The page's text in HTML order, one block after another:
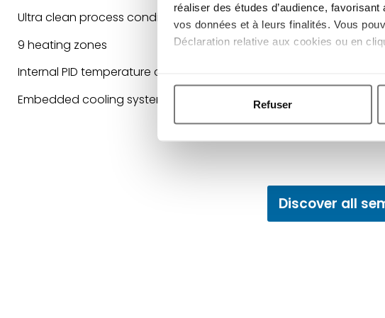
réaliser des études d’audience,
vos données et à leurs finalités. Vous
Déclaration relative aux cookies ou en
Identifier votre appareil en
digitales).
Les cookies nous permettent de
Refuser
Ultra clean process conditions
9 heating zones
Internal PID temperature control
Embedded cooling system
Fast heating and
High temperature
700°C)
Discover all